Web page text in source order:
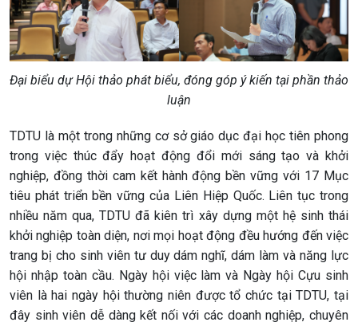
Đại biểu dự Hội thảo phát biểu, đóng góp ý kiến tại phần thảo
luận
TDTU là một trong những cơ sở giáo dục đại học tiên phong
trong việc thúc đẩy hoạt động đổi mới sáng tạo và khởi
nghiệp, đồng thời cam kết hành động bền vững với 17 Mục
tiêu phát triển bền vững của Liên Hiệp Quốc. Liên tục trong
nhiều năm qua, TDTU đã kiên trì xây dựng một hệ sinh thái
khởi nghiệp toàn diện, nơi mọi hoạt động đều hướng đến việc
trang bị cho sinh viên tư duy dám nghĩ, dám làm và năng lực
hội nhập toàn cầu. Ngày hội việc làm và Ngày hội Cựu sinh
viên là hai ngày hội thường niên được tổ chức tại TDTU, tại
đây sinh viên dễ dàng kết nối với các doanh nghiệp, chuyên